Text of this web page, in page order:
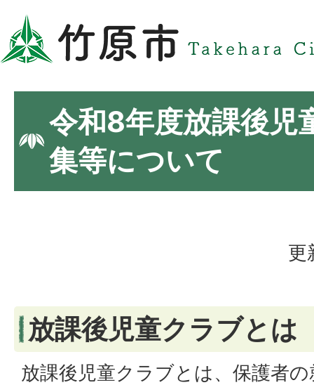
令和8年度放課後児
集等について
更
放課後児童クラブとは
放課後児童クラブとは、保護者